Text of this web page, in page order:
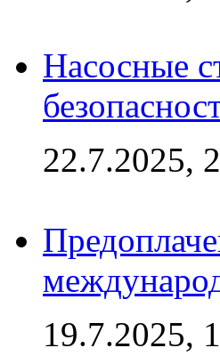
Насосные
22.7.2025,
19.7.2025,